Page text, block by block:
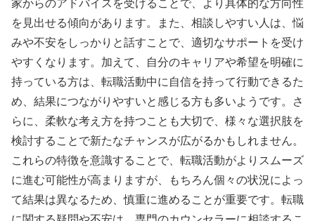
家からのアドバイスを受けることで、より具体的な方向性
を見出せる傾向があります。また、相談しやすい人は、悩
みや不安をしっかりと話すことで、適切なサポートを受け
やすくなります。加えて、自分のキャリアや希望を明確に
持っている方は、転職活動中に自信を持って行動できるた
め、結果につながりやすいと感じる方も多いようです。さ
らに、柔軟な考え方を持つことも大切で、様々な選択肢を
検討することで新たなチャンスが広がるかもしれません。
これらの特徴を意識することで、転職活動がよりスムーズ
に進む可能性が高まりますが、もちろん個々の状況によっ
て結果は異なるため、慎重に進めることが重要です。転職